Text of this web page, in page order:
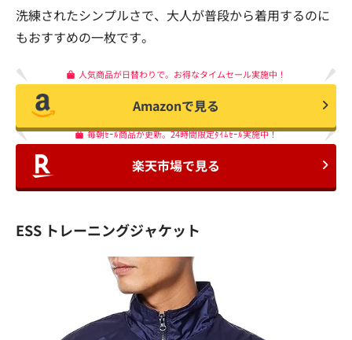
洗練されたシンプルさで、大人が普段から着用するのに
もおすすめの一枚です。
人気商品が日替わりで。お得なタイムセール実施中！
Amazonで見る
毎朝ｾｰﾙ商品が更新。24時間限定ﾀｲﾑｾｰﾙ実施中！
楽天市場で見る
ESS トレーニングジャケット